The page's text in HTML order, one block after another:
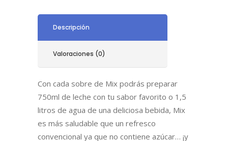
Descripción
Valoraciones (0)
Con cada sobre de Mix podrás preparar
750ml de leche con tu sabor favorito o 1,5
litros de agua de una deliciosa bebida, Mix
es más saludable que un refresco
convencional ya que no contiene azúcar… ¡y